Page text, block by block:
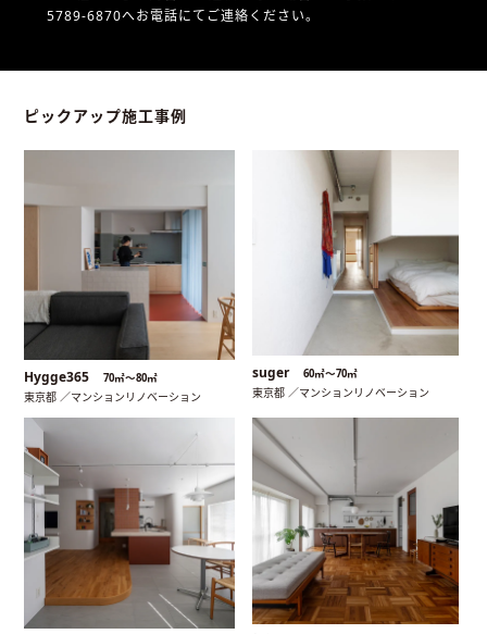
5789-6870へお電話にてご連絡ください。
ピックアップ施工事例
Hygge365 70㎡〜80㎡
東京都 ／マンションリノベーション
suger 60㎡〜70㎡
東京都 ／マンションリノベーション